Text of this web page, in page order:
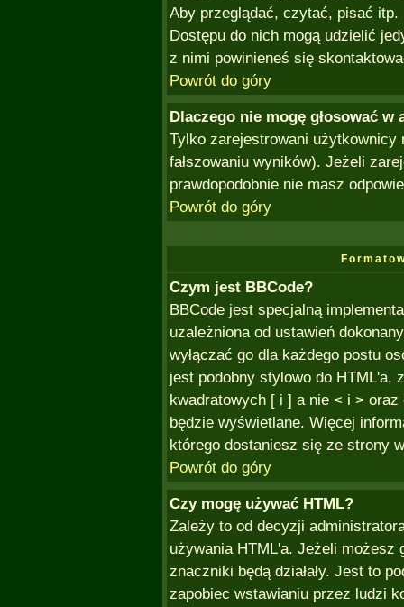
Aby przeglądać, czytać, pisać
Dostępu do nich mogą udzielić
z nimi powinieneś się
Powrót do góry
Dlaczego nie mogę głosować w
Tylko zarejestrowani użytkownicy
fałszowaniu wyników). Jeżeli
prawdopodobnie nie masz
Powrót do góry
Czym jest BBCode?
BBCode jest specjalną
uzależniona od ustawień
wyłączać go dla każdego postu
jest podobny stylowo do HTML'a,
kwadratowych [ i ] a nie < i >
będzie wyświetlane. Więcej
którego dostaniesz się ze strony
Powrót do góry
Czy mogę używać HTML?
Zależy to od decyzji
używania HTML'a. Jeżeli możesz
znaczniki będą działały. Jest to
zapobiec wstawianiu przez ludzi